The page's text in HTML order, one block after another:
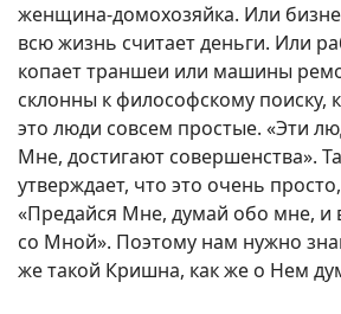
женщина-домохозяйка. Или
всю жизнь считает деньги. Или
копает траншеи или машины
склонны к философскому поиску,
это люди совсем простые. «Эти
Мне, достигают совершенства».
утверждает, что это очень
«Предайся Мне, думай обо мне, и
со Мной». Поэтому нам нужно
же такой Кришна, как же о Нем